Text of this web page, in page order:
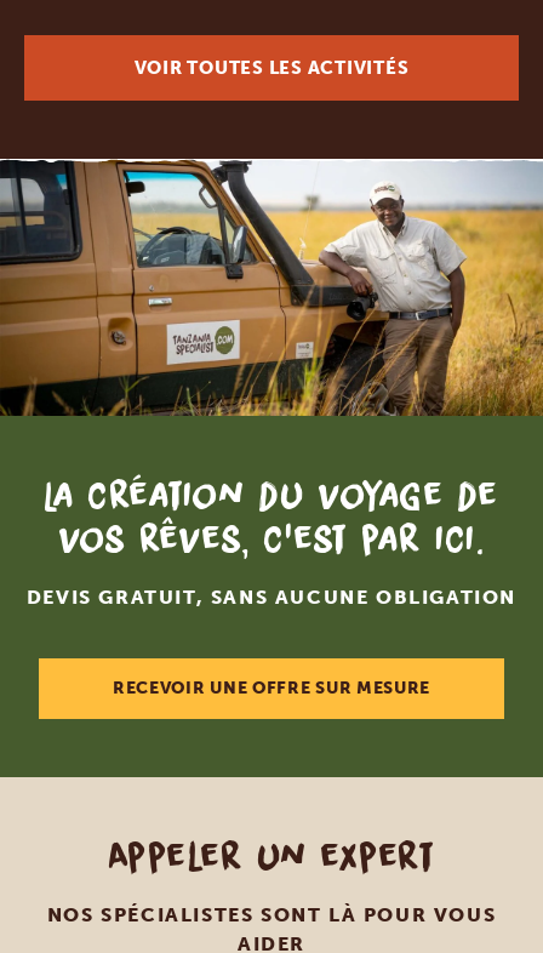
VOIR TOUTES LES ACTIVITÉS
La création du voyage de
vos rêves, c'est par ici.
DEVIS GRATUIT, SANS AUCUNE OBLIGATION
RECEVOIR UNE OFFRE SUR MESURE
Appeler un expert
NOS SPÉCIALISTES SONT LÀ POUR VOUS
AIDER